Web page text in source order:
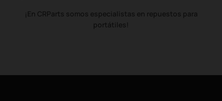
¡En CRParts somos especialistas en repuestos para
portátiles!